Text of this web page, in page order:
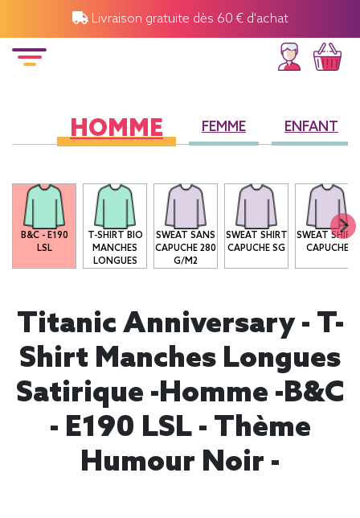
Livraison gratuite dès 60 € d'achat
HOMME FEMME ENFANT
B&C - E190
LSL
T-SHIRT BIO
MANCHES
LONGUES
SWEAT SANS
CAPUCHE 280
G/M2
SWEAT SHIRT
CAPUCHE SG
SWEAT SHIRT
CAPUCHE
Titanic Anniversary - T-
Shirt Manches Longues
Satirique -Homme -B&C
- E190 LSL - Thème
Humour Noir -